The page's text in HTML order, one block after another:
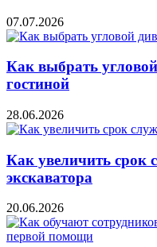
07.07.2026
Как выбрать
гостиной
28.06.2026
Как увеличить срок
экскаватора
20.06.2026